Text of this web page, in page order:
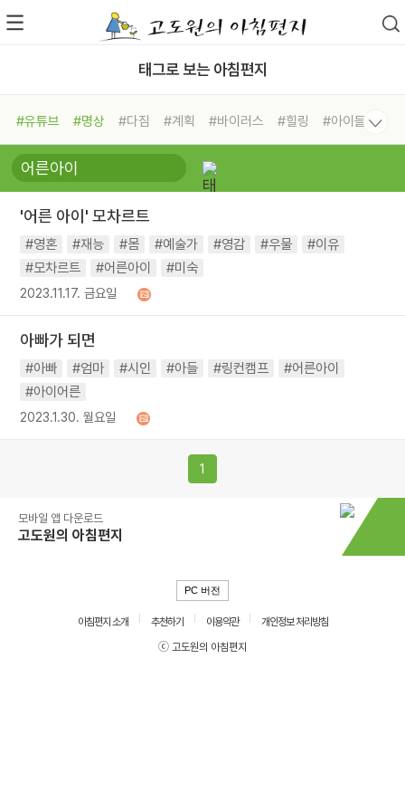
태그로 보는 아침편지
#유튜브 #명상 #다짐 #계획 #바이러스 #힐링
#아이들
#비전캠프
#독서캠프 #삶
#희망
#나눔 #친구 #링컨학교
#독서
#건강 #면역력
'어른 아이' 모차르트
#영혼 #재능 #몸 #예술가 #영감 #우물
#이유
#모차르트
#어른아이 #미숙
2023.11.17. 금요일
아빠가 되면
#아빠 #엄마 #시인 #아들 #링컨캠프
#어른아이
#아이어른
2023.1.30. 월요일
1
모바일 앱 다운로드
고도원의 아침편지
PC 버전
아침편지 소개 추천하기 이용약관
개인정보 처리방침
ⓒ 고도원의 아침편지